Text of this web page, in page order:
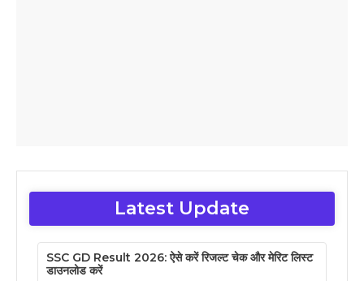
Latest Update
SSC GD Result 2026: ऐसे करें रिजल्ट चेक और मेरिट लिस्ट
डाउनलोड करें